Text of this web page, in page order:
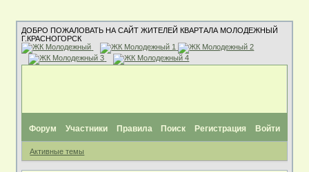
ДОБРО ПОЖАЛОВАТЬ НА САЙТ ЖИТЕЛЕЙ КВАРТАЛА МОЛОДЕЖНЫЙ
Г.КРАСНОГОРСК
Форум Участники Правила Поиск Регистрация Войти
Активные темы